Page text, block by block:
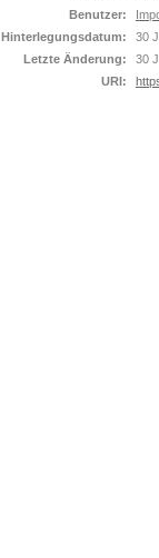
Benutzer:
Hinterlegungsdatum:
30
Letzte Änderung:
30
URI: